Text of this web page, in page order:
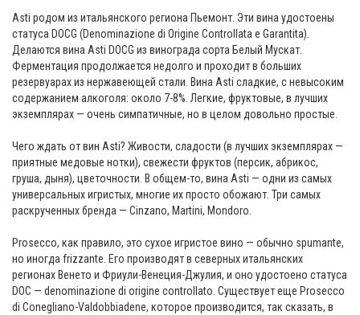
Asti родом из итальянского региона Пьемонт. Эти вина удостоены
статуса DOCG (Denominazione di Origine Controllata e Garantita).
Делаются вина Asti DOCG из винограда сорта Белый Мускат.
Ферментация продолжается недолго и проходит в больших
резервуарах из нержавеющей стали. Вина Asti сладкие, с невысоким
содержанием алкоголя: около 7-8%. Легкие, фруктовые, в лучших
экземплярах — очень симпатичные, но в целом довольно простые.
Чего ждать от вин Asti? Живости, сладости (в лучших экземплярах —
приятные медовые нотки), свежести фруктов (персик, абрикос,
груша, дыня), цветочности. В общем-то, вина Asti — одни из самых
универсальных игристых, многие их просто обожают. Три самых
раскрученных бренда — Cinzano, Martini, Mondoro.
Prosecco, как правило, это сухое игристое вино — обычно spumante,
но иногда frizzante. Его производят в северных итальянских
регионах Венето и Фриули-Венеция-Джулия, и оно удостоено статуса
DOC — denominazione di origine controllato. Существует еще Prosecco
di Conegliano-Valdobbiadene, которое производится, так сказать, в